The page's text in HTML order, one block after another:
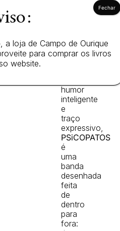
ensinam,
tentam
sobreviver-
humor
inteligente
e
traço
expressivo,
PSiCOPATOS
é
uma
banda
desenhada
feita
de
dentro
para
fora:
a loja de Campo de Ourique
para comprar os livros
website.